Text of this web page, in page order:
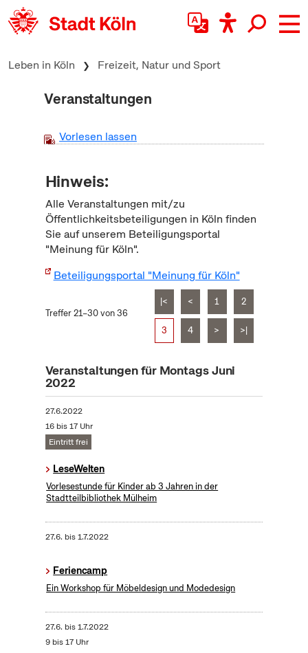
zum Inhalt springen
Leben in Köln Freizeit, Natur und Sport
Veranstaltungen
Vorlesen lassen
Hinweis:
Alle Veranstaltungen mit/zu
Öffentlichkeitsbeteiligungen in Köln finden
Sie auf unserem Beteiligungsportal
"Meinung für Köln".
Beteiligungsportal "Meinung für Köln"
Treffer 21–30 von 36
|< < 1 2
3 4 > >|
Veranstaltungen für Montags Juni
2022
27.6.2022
16 bis 17 Uhr
Eintritt frei
LeseWelten
Vorlesestunde für Kinder ab 3 Jahren in der
Stadtteilbibliothek Mülheim
27.6. bis1.7.2022
Feriencamp
Ein Workshop für Möbeldesign und Modedesign
27.6. bis1.7.2022
9 bis 17 Uhr